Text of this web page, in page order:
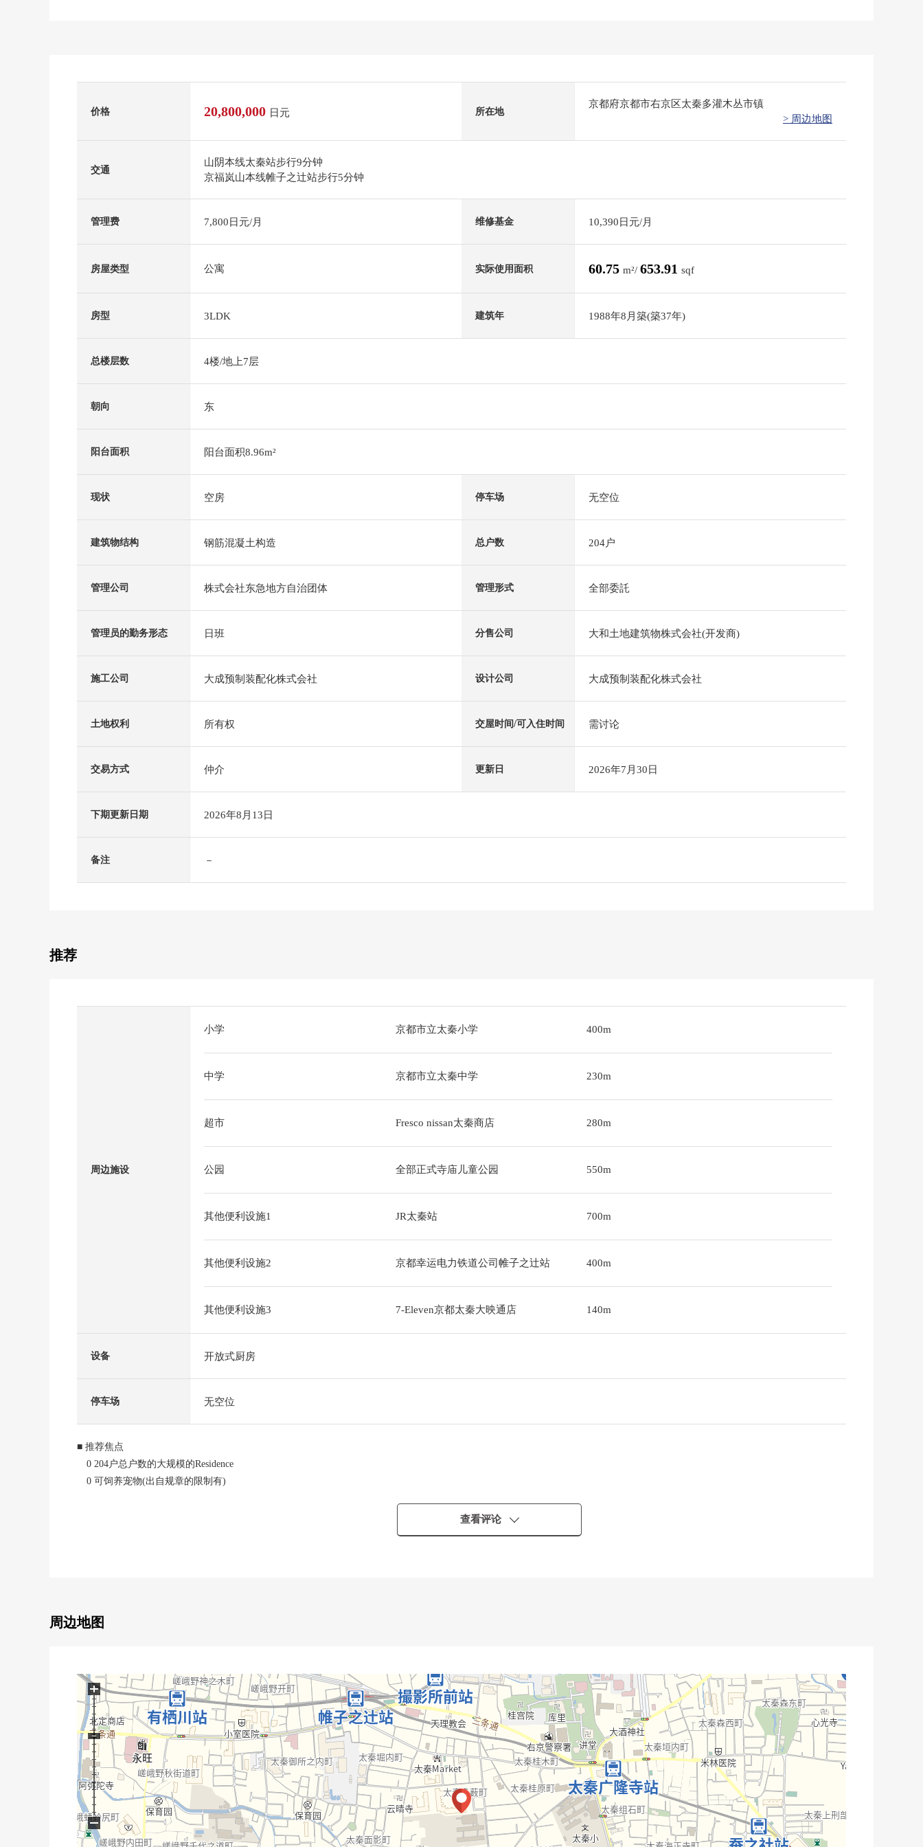
价格 20,800,000 日元 所在地
京都府京都市右京区太秦多灌木丛市镇
> 周边地图
交通
山阴本线太秦站步行9分钟
京福岚山本线帷子之辻站步行5分钟
管理费 7,800日元/月 维修基金 10,390日元/月
房屋类型 公寓 实际使用面积 60.75 m²/ 653.91 sqf
房型 3LDK 建筑年 1988年8月築(築37年)
总楼层数 4楼/地上7层
朝向 东
阳台面积 阳台面积8.96m²
现状 空房 停车场 无空位
建筑物结构 钢筋混凝土构造 总户数 204户
管理公司 株式会社东急地方自治团体 管理形式 全部委託
管理员的勤务形态 日班 分售公司 大和土地建筑物株式会社(开发商)
施工公司 大成预制装配化株式会社 设计公司 大成预制装配化株式会社
土地权利 所有权 交屋时间/可入住时间 需讨论
交易方式 仲介 更新日 2026年7月30日
下期更新日期 2026年8月13日
备注 －
推荐
周边施设
小学 京都市立太秦小学 400m
中学 京都市立太秦中学 230m
超市 Fresco nissan太秦商店 280m
公园 全部正式寺庙儿童公园 550m
其他便利设施1 JR太秦站 700m
其他便利设施2 京都幸运电力铁道公司帷子之辻站 400m
其他便利设施3 7-Eleven京都太秦大映通店 140m
设备 开放式厨房
停车场 无空位
■ 推荐焦点
0 204户总户数的大规模的Residence
0 可饲养宠物(出自规章的限制有)
查看评论
周边地图
+
−